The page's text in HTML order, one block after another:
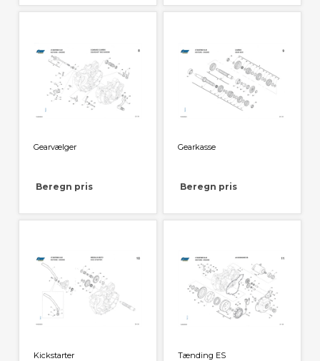
Gearvælger
Beregn pris
Gearkasse
Beregn pris
Kickstarter Tænding ES